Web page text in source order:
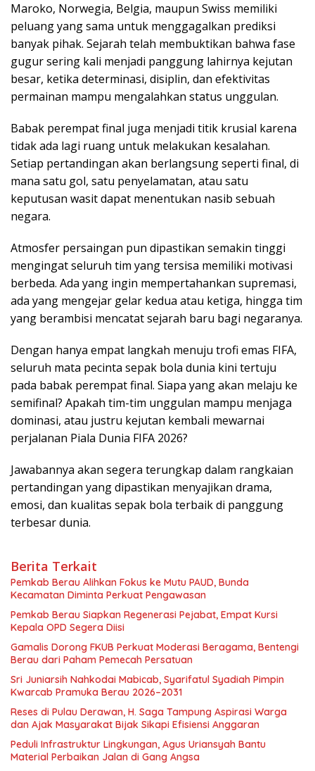
Maroko, Norwegia, Belgia, maupun Swiss memiliki
peluang yang sama untuk menggagalkan prediksi
banyak pihak. Sejarah telah membuktikan bahwa fase
gugur sering kali menjadi panggung lahirnya kejutan
besar, ketika determinasi, disiplin, dan efektivitas
permainan mampu mengalahkan status unggulan.
Babak perempat final juga menjadi titik krusial karena
tidak ada lagi ruang untuk melakukan kesalahan.
Setiap pertandingan akan berlangsung seperti final, di
mana satu gol, satu penyelamatan, atau satu
keputusan wasit dapat menentukan nasib sebuah
negara.
Atmosfer persaingan pun dipastikan semakin tinggi
mengingat seluruh tim yang tersisa memiliki motivasi
berbeda. Ada yang ingin mempertahankan supremasi,
ada yang mengejar gelar kedua atau ketiga, hingga tim
yang berambisi mencatat sejarah baru bagi negaranya.
Dengan hanya empat langkah menuju trofi emas FIFA,
seluruh mata pecinta sepak bola dunia kini tertuju
pada babak perempat final. Siapa yang akan melaju ke
semifinal? Apakah tim-tim unggulan mampu menjaga
dominasi, atau justru kejutan kembali mewarnai
perjalanan Piala Dunia FIFA 2026?
Jawabannya akan segera terungkap dalam rangkaian
pertandingan yang dipastikan menyajikan drama,
emosi, dan kualitas sepak bola terbaik di panggung
terbesar dunia.
Berita Terkait
Pemkab Berau Alihkan Fokus ke Mutu PAUD, Bunda
Kecamatan Diminta Perkuat Pengawasan
Pemkab Berau Siapkan Regenerasi Pejabat, Empat Kursi
Kepala OPD Segera Diisi
Gamalis Dorong FKUB Perkuat Moderasi Beragama, Bentengi
Berau dari Paham Pemecah Persatuan
Sri Juniarsih Nahkodai Mabicab, Syarifatul Syadiah Pimpin
Kwarcab Pramuka Berau 2026–2031
Reses di Pulau Derawan, H. Saga Tampung Aspirasi Warga
dan Ajak Masyarakat Bijak Sikapi Efisiensi Anggaran
Peduli Infrastruktur Lingkungan, Agus Uriansyah Bantu
Material Perbaikan Jalan di Gang Angsa